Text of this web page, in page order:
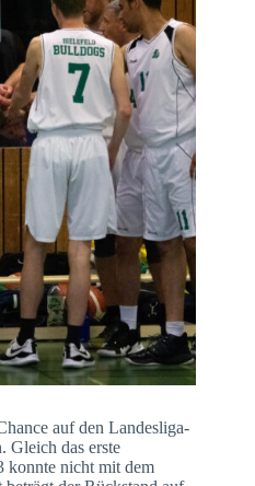
auf den Landesliga-
Gleich das erste
konnte nicht mit dem